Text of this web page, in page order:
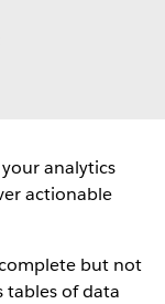
analytics
actionable
but not
tables of data